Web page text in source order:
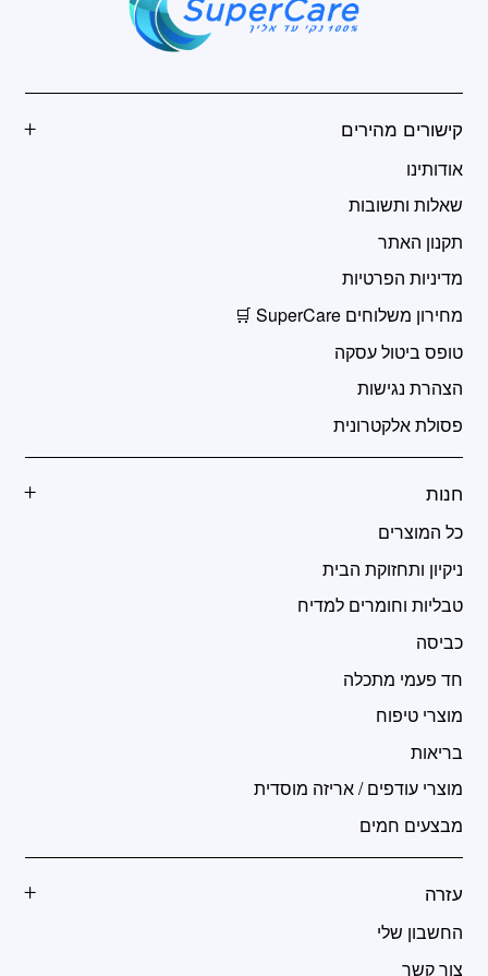
קישורים מהירים
אודותינו
שאלות ותשובות
תקנון האתר
מדיניות הפרטיות
מחירון משלוחים SuperCare 🛒
טופס ביטול עסקה
הצהרת נגישות
פסולת אלקטרונית
חנות
כל המוצרים
ניקיון ותחזוקת הבית
טבליות וחומרים למדיח
כביסה
חד פעמי מתכלה
מוצרי טיפוח
בריאות
מוצרי עודפים / אריזה מוסדית
מבצעים חמים
עזרה
החשבון שלי
צור קשר